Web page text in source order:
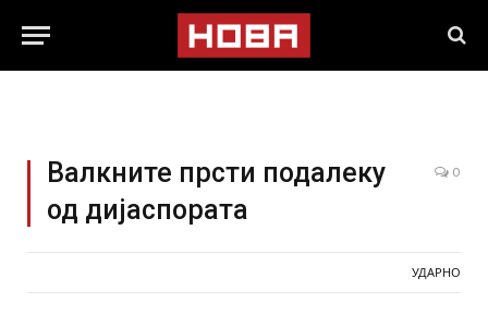
Валкните прсти подалеку
од дијаспората
0
УДАРНО